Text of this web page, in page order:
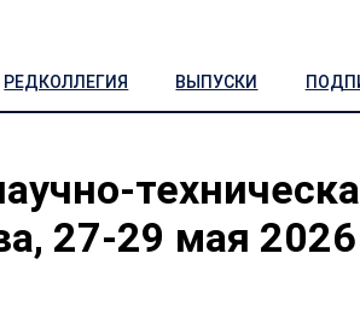
РЕДКОЛЛЕГИЯ ВЫПУСКИ
27-29 мая 2026